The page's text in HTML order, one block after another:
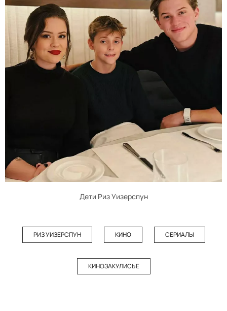
Дети Риз Уизерспун
РИЗ УИЗЕРСПУН КИНО СЕРИАЛЫ
КИНОЗАКУЛИСЬЕ